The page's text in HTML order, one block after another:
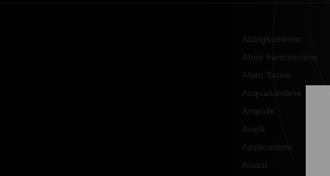
Abbigliamento
Abito francescano
Abito Talare
Acquasantiere
Ampolle
Anelli
Applicazioni
Arazzi